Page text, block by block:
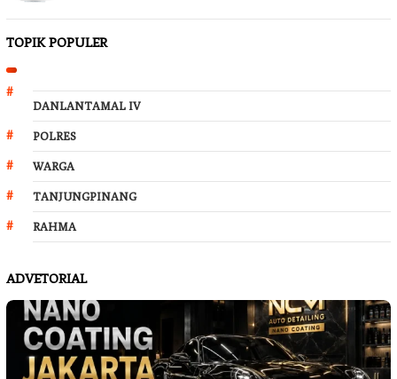
TOPIK POPULER
DANLANTAMAL IV
POLRES
WARGA
TANJUNGPINANG
RAHMA
ADVETORIAL